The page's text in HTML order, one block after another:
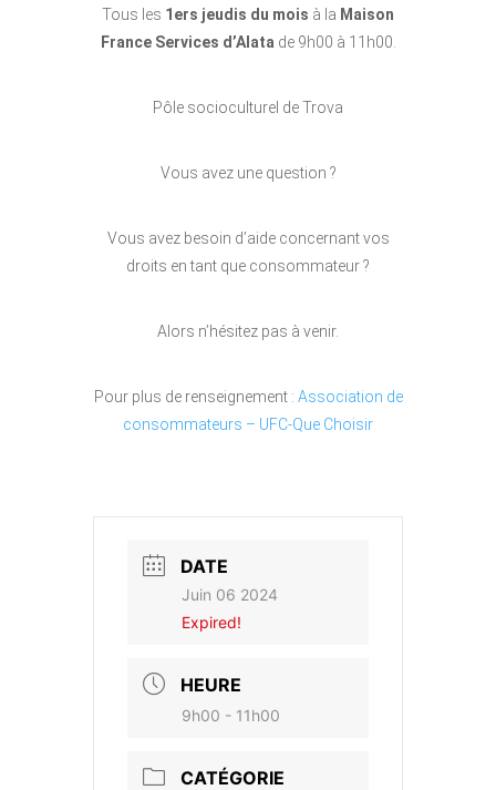
Tous les 1ers jeudis du mois à la Maison
France Services d’Alata de 9h00 à 11h00.
Pôle socioculturel de Trova
Vous avez une question ?
Vous avez besoin d’aide concernant vos
droits en tant que consommateur ?
Alors n’hésitez pas à venir.
Pour plus de renseignement : Association de
consommateurs – UFC-Que Choisir
DATE
Juin 06 2024
Expired!
HEURE
9h00 - 11h00
CATÉGORIE